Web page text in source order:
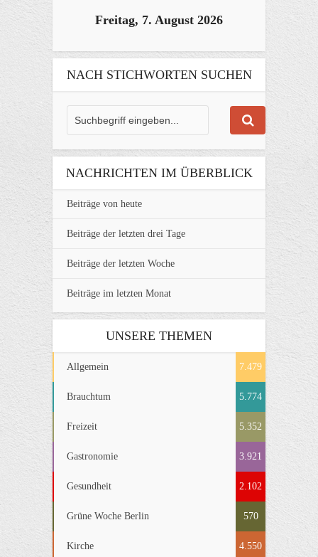
Freitag, 7. August 2026
NACH STICHWORTEN SUCHEN
NACHRICHTEN IM ÜBERBLICK
Beiträge von heute
Beiträge der letzten drei Tage
Beiträge der letzten Woche
Beiträge im letzten Monat
UNSERE THEMEN
Allgemein 7.479
Brauchtum 5.774
Freizeit 5.352
Gastronomie 3.921
Gesundheit 2.102
Grüne Woche Berlin 570
Kirche 4.550